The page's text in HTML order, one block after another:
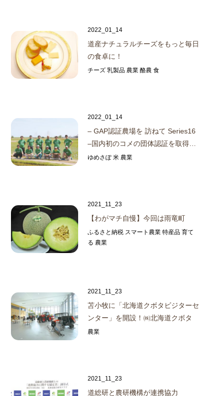
2022_01_14
道産ナチュラルチーズをもっと毎日
の食卓に！
チーズ 乳製品 農業 酪農 食
2022_01_14
– GAP認証農場を 訪ねて Series16
–国内初のコメの団体認証を取得…
ゆめさぽ 米 農業
2021_11_23
【わがマチ自慢】今回は雨竜町
ふるさと納税 スマート農業 特産品 育て
る 農業
2021_11_23
苫小牧に「北海道クボタビジターセ
ンター」を開設！ ㈱北海道クボタ
農業
2021_11_23
道総研と農研機構が連携協力